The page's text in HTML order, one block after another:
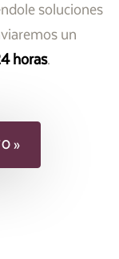
soluciones
un
horas.
»